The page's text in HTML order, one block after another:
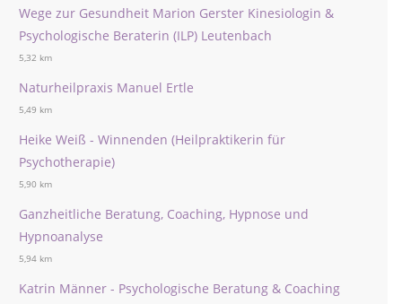
Wege zur Gesundheit Marion Gerster Kinesiologin &
Psychologische Beraterin (ILP) Leutenbach
5,32 km
Naturheilpraxis Manuel Ertle
5,49 km
Heike Weiß - Winnenden (Heilpraktikerin für
Psychotherapie)
5,90 km
Ganzheitliche Beratung, Coaching, Hypnose und
Hypnoanalyse
5,94 km
Katrin Männer - Psychologische Beratung & Coaching